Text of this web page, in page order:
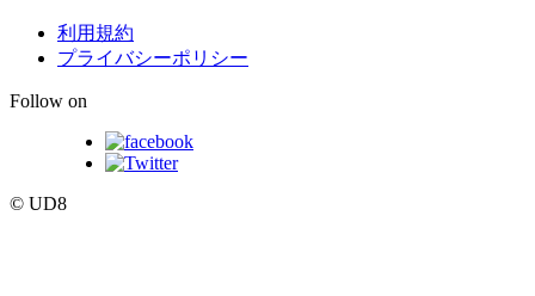
利用規約
プライバシーポリシー
Follow on
© UD8